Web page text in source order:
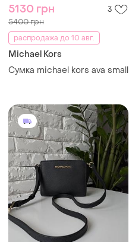
5130 грн 3
5400 грн
распродажа до 10 авг.
Michael Kors
Сумка michael kors ava small